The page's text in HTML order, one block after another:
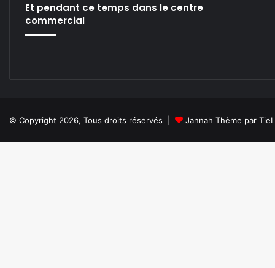
Et pendant ce temps dans le centre
commercial
© Copyright 2026, Tous droits réservés | Jannah Thème par